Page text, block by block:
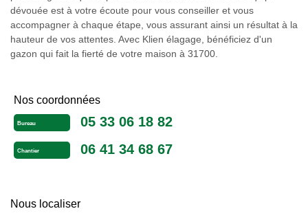
dévouée est à votre écoute pour vous conseiller et vous
accompagner à chaque étape, vous assurant ainsi un résultat à la
hauteur de vos attentes. Avec Klien élagage, bénéficiez d'un
gazon qui fait la fierté de votre maison à 31700.
Nos coordonnées
Bureau 05 33 06 18 82
Chantier 06 41 34 68 67
Nous localiser